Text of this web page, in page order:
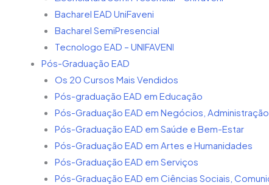
a
o
k
-
f
e i
n
-
i
n
Bacharel EAD UniFaveni
Bacharel SemiPresencial
Tecnologo EAD – UNIFAVENI
Pós-Graduação EAD
Os 20 Cursos Mais Vendidos
Pós-graduação EAD em Educação
Pós-Graduação EAD em Negócios,
Pós-Graduação EAD em Saúde e Bem-Estar
Pós-Graduação EAD em Artes e Humanidades
Pós-Graduação EAD em Serviços
Pós-Graduação EAD em Ciências Sociais,